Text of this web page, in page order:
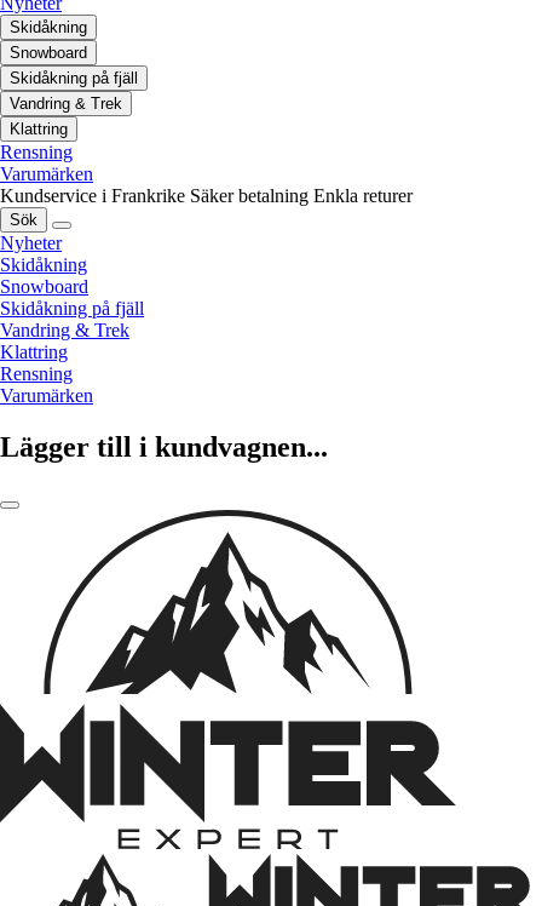
Skidåkning
Snowboard
Skidåkning på fjäll
Vandring & Trek
Klattring
Rensning
Varumärken
Kundservice i Frankrike Säker betalning Enkla returer
Sök
Nyheter
Skidåkning
Snowboard
Skidåkning på fjäll
Vandring & Trek
Klattring
Rensning
Varumärken
Lägger till i kundvagnen...